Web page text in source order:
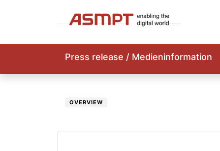
Press release / Medieninformation
OVERVIEW